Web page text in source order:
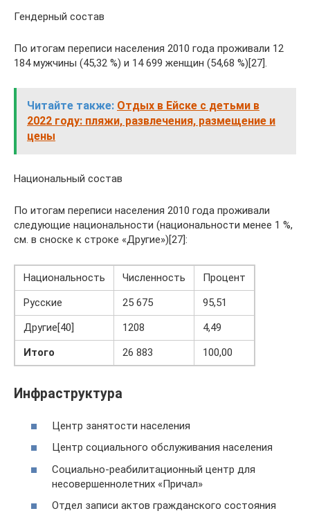
Гендерный состав
По итогам переписи населения 2010 года проживали 12
184 мужчины (45,32 %) и 14 699 женщин (54,68 %)[27].
Читайте также: Отдых в Ейске с детьми в
2022 году: пляжи, развлечения, размещение и
цены
Национальный состав
По итогам переписи населения 2010 года проживали
следующие национальности (национальности менее 1 %,
см. в сноске к строке «Другие»)[27]:
Национальность Численность
Процент
Русские
25 675
95,51
Другие[40]
1208
4,49
Итого
26 883 100,00
Инфраструктура
Центр занятости населения
Центр социального обслуживания населения
Социально-реабилитационный центр для
несовершеннолетних «Причал»
Отдел записи актов гражданского состояния